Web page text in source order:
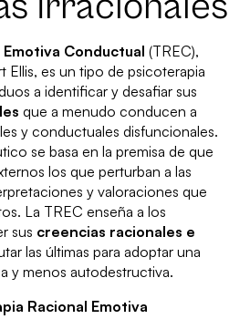
Conductual (TREC),
Ellis, es un tipo de psicoterapia
a identificar y desafiar sus
que a menudo conducen a
y conductuales disfuncionales.
se basa en la premisa de que
los que perturban a las
y valoraciones que
La TREC enseña a los
sus creencias racionales e
las últimas para adoptar una
y menos autodestructiva.
Racional Emotiva